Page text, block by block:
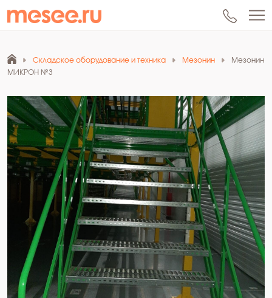
Складское оборудование и техника Мезонин
Мезонин
МИКРОН №3